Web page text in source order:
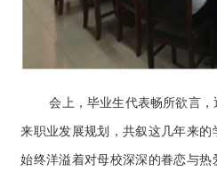
会上，毕业生代表畅所欲言
来职业发展规划，共叙这几年来
始终洋溢着对母校深深的眷恋与